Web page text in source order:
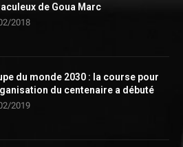
de Goua Marc
2018
du monde 2030 : la course pour
du centenaire a débuté
2019